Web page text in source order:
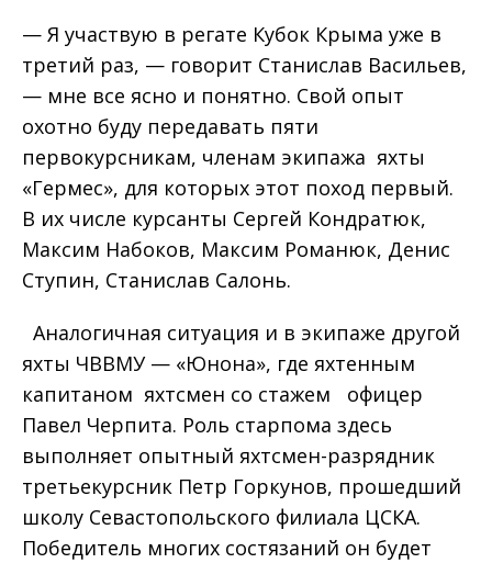
— Я участвую в регате Кубок Крыма уже в
третий раз, — говорит Станислав Васильев,
— мне все ясно и понятно. Свой опыт
охотно буду передавать пяти
первокурсникам, членам экипажа яхты
«Гермес», для которых этот поход первый.
В их числе курсанты Сергей Кондратюк,
Максим Набоков, Максим Романюк, Денис
Ступин, Станислав Салонь.
Аналогичная ситуация и в экипаже другой
яхты ЧВВМУ — «Юнона», где яхтенным
капитаном яхтсмен со стажем офицер
Павел Черпита. Роль старпома здесь
выполняет опытный яхтсмен-разрядник
третьекурсник Петр Горкунов, прошедший
школу Севастопольского филиала ЦСКА.
Победитель многих состязаний он будет